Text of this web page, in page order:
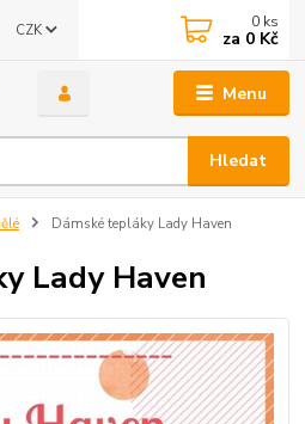
Menu
CZK
Hledat
0 ks
za 0 Kč
Dámské tepláky Lady Haven
Lady Haven